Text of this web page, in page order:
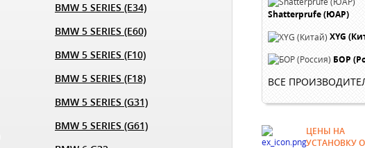
BMW 5 SERIES (E34)
BMW 5 SERIES (E60)
BMW 5 SERIES (F10)
BMW 5 SERIES (F18)
BMW 5 SERIES (G31)
BMW 5 SERIES (G61)
Shatterprufe (ЮАР)
XYG
БОР
ВСЕ
ЦЕНЫ НА
УСТАНОВКУ